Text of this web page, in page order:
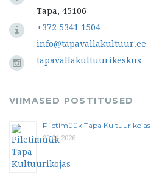
Tapa, 45106
+372 5341 1504
info@tapavallakultuur.ee
tapavallakultuurikeskus
VIIMASED POSTITUSED
Piletimüük Tapa Kultuurikojas
29.04.2026